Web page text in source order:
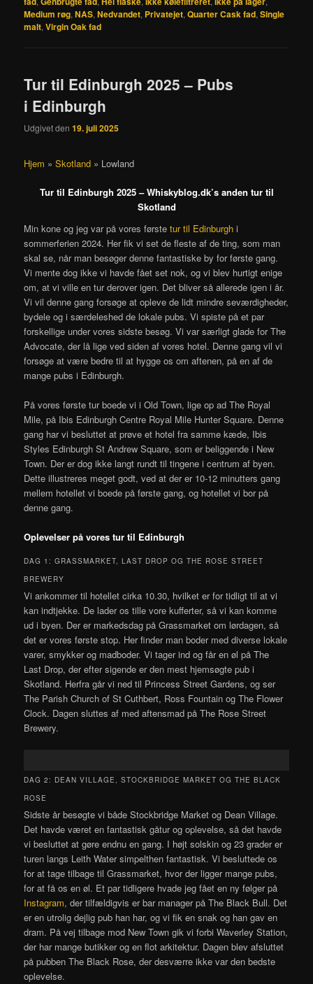
Medium røg,NAS,Nedvandet, Privatejet,Quarter Cask fad,Single
malt,Virgin Oak fad
Tur til Edinburgh 2025 – Pubs
i Edinburgh
Udgivet den19. juli 2025
Hjem »Skotland » Lowland
Tur til Edinburgh 2025 – Whiskyblog.dk’s anden tur til
Skotland
Min kone og jeg var på vores førstetur til Edinburgh i
sommerferien 2024. Her fik vi set de fleste af de ting, som man
skal se, når man besøger denne fantastiske by for første gang.
Vi mente dog ikke vi havde fået set nok, og vi blev hurtigt enige
om, at vi ville en tur derover igen. Det bliver så allerede igen i år.
Vi vil denne gang forsøge at opleve de lidt mindre seværdigheder,
bydele og i særdeleshed de lokale pubs. Vi spiste på et par
forskellige under vores sidste besøg. Vi var særligt glade for The
Advocate, der lå lige ved siden af vores hotel. Denne gang vil vi
forsøge at være bedre til at hygge os om aftenen, på en af de
mange pubs i Edinburgh.
På vores første tur boede vi i Old Town, lige op ad The Royal
Mile, på Ibis Edinburgh Centre Royal Mile Hunter Square. Denne
gang har vi besluttet at prøve et hotel fra samme kæde, Ibis
Styles Edinburgh St Andrew Square, som er beliggende i New
Town. Der er dog ikke langt rundt til tingene i centrum af byen.
Dette illustreres meget godt, ved at der er 10-12 minutters gang
mellem hotellet vi boede på første gang, og hotellet vi bor på
denne gang.
Oplevelser på vores tur til Edinburgh
DAG 1: GRASSMARKET, LAST DROP OG THE ROSE STREET
BREWERY
Vi ankommer til hotellet cirka 10.30, hvilket er for tidligt til at vi
kan indtjekke. De lader os tille vore kufferter, så vi kan komme
ud i byen. Der er markedsdag på Grassmarket om lørdagen, så
det er vores første stop. Her finder man boder med diverse lokale
varer, smykker og madboder. Vi tager ind og får en øl på The
Last Drop, der efter sigende er den mest hjemsøgte pub i
Skotland. Herfra går vi ned til Princess Street Gardens, og ser
The Parish Church of St Cuthbert, Ross Fountain og The Flower
Clock. Dagen sluttes af med aftensmad på The Rose Street
Brewery.
DAG 2: DEAN VILLAGE, STOCKBRIDGE MARKET OG THE BLACK
ROSE
Sidste år besøgte vi både Stockbridge Market og Dean Village.
Det havde været en fantastisk gåtur og oplevelse, så det havde
vi besluttet at gøre endnu en gang. I højt solskin og 23 grader er
turen langs Leith Water simpelthen fantastisk. Vi besluttede os
for at tage tilbage til Grassmarket, hvor der ligger mange pubs,
for at få os en øl. Et par tidligere hvade jeg fået en ny følger på
Instagram, der tilfældigvis er bar manager på The Black Bull. Det
er en utrolig dejlig pub han har, og vi fik en snak og han gav en
dram. På vej tilbage mod New Town gik vi forbi Waverley Station,
der har mange butikker og en flot arkitektur. Dagen blev afsluttet
på pubben The Black Rose, der desværre ikke var den bedste
oplevelse.